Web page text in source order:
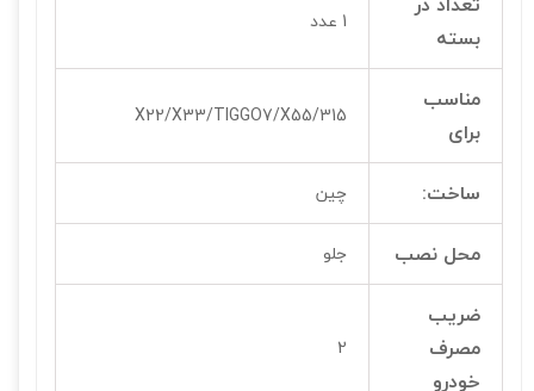
بسته
1 عدد
مناسب
برای
315/X22/X33/TIGGO7/X55
ساخت: چین
محل نصب جلو
ضریب
مصرف
خودرو
2